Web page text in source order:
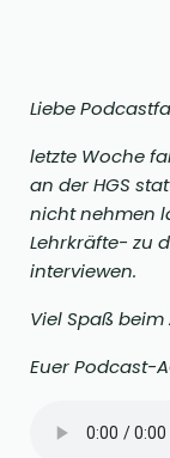
Liebe
letzte Woche
an der HGS
nicht nehmen
Lehrkräfte- zu
interviewen.
Viel Spaß
Euer Podcast-